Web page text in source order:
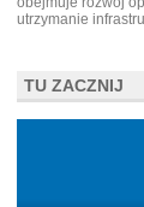
utrzymanie
TU ZACZNIJ